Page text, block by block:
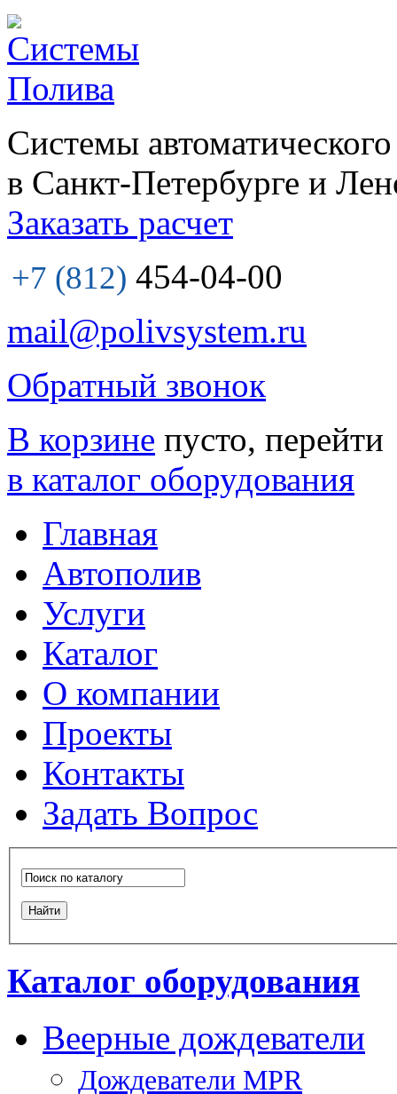
Системы
в Санкт-Петербурге и
Заказать расчет
+7 (812) 454-04-00
mail@polivsystem.ru
Обратный звонок
В корзине пусто, перейти
в каталог оборудования
Главная
Автополив
Услуги
Каталог
О компании
Проекты
Контакты
Задать Вопрос
Каталог оборудования
Веерные дождеватели
Дождеватели MPR